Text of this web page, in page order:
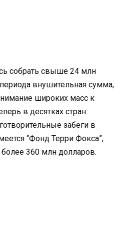
собрать свыше 24 млн
внушительная сумма,
широких масс к
в десятках стран
забеги в
“Фонд Терри Фокса”,
360 млн долларов.